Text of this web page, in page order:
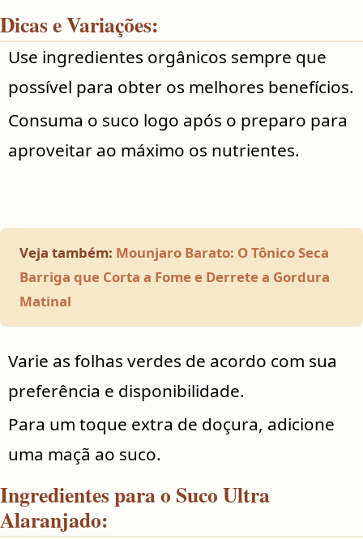
Dicas e Variações:
Use ingredientes orgânicos sempre que
possível para obter os melhores benefícios.
Consuma o suco logo após o preparo para
aproveitar ao máximo os nutrientes.
Veja também: Mounjaro Barato: O Tônico Seca
Barriga que Corta a Fome e Derrete a Gordura
Matinal
Varie as folhas verdes de acordo com sua
preferência e disponibilidade.
Para um toque extra de doçura, adicione
uma maçã ao suco.
Ingredientes para o Suco Ultra
Alaranjado: